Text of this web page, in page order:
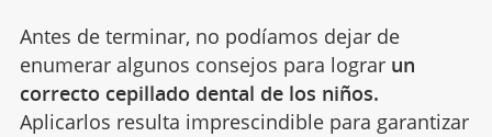
Antes de terminar, no podíamos dejar de
enumerar algunos consejos para lograr un
correcto cepillado dental de los niños.
Aplicarlos resulta imprescindible para garantizar